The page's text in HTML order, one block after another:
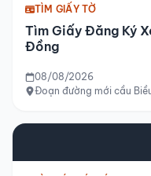
TÌM GIẤY TỜ
Tìm Giấy Đăng Ký
Đồng
08/08/2026
Đoạn đường mới cầu